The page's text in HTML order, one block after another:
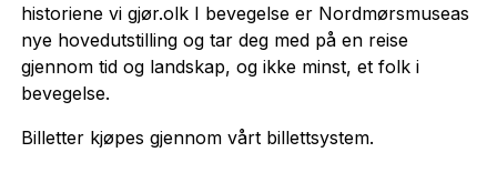
historiene vi gjør.olk I bevegelse er Nordmørsmuseas
nye hovedutstilling og tar deg med på en reise
gjennom tid og landskap, og ikke minst, et folk i
bevegelse.
Billetter kjøpes gjennom vårt billettsystem.